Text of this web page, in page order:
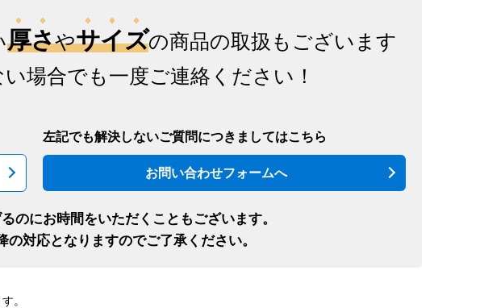
厚さやサイズの商品の取扱もございます
場合でも一度ご連絡ください！
左記でも解決しないご質問につきましてはこちら
お問い合わせフォームへ
のにお時間をいただくこともございます。
の対応となりますのでご了承ください。
。